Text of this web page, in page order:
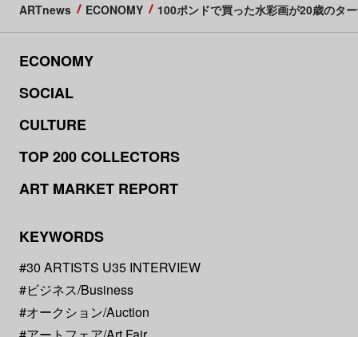
ARTnews ECONOMY 100ポンドで買った水彩画が20歳のタ
ECONOMY
SOCIAL
CULTURE
TOP 200 COLLECTORS
ART MARKET REPORT
KEYWORDS
#30 ARTISTS U35 INTERVIEW
#ビジネス/Business
#オークション/Auction